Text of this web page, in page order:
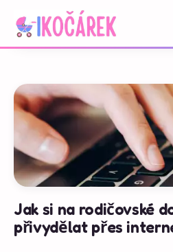
Jak si na rodičovské
přivydělat přes